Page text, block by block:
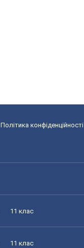
Політика конфіденційності
11 клас
11 клас